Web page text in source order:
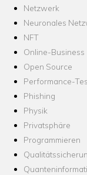
Netzwerk
Neuronales
NFT
Online-Business
Open Source
Performance-
Phishing
Physik
Privatsphäre
Programmieren